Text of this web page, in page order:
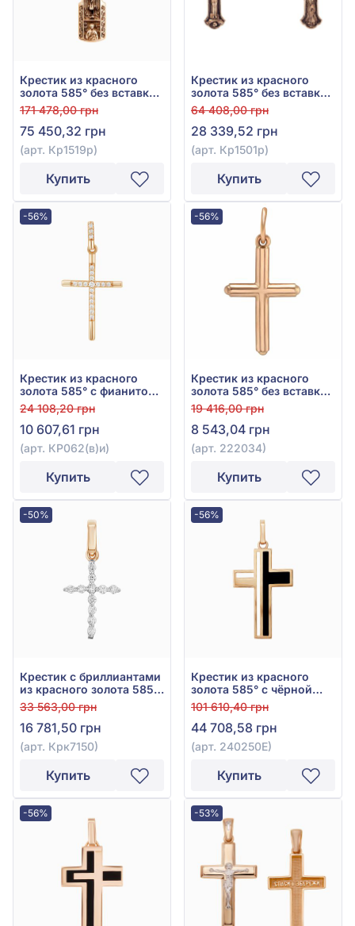
Крестик из красного
золота 585° без вставки,
арт. Кр1519р
171 478,00 грн
75 450,32 грн
(арт. Кр1519р)
Купить
Крестик из красного
золота 585° без вставки,
арт. Кр1501р
64 408,00 грн
28 339,52 грн
(арт. Кр1501р)
Купить
-56%
Крестик из красного
золота 585° с фианитом,
арт. КР062(в)и
24 108,20 грн
10 607,61 грн
(арт. КР062(в)и)
Купить
-56%
Крестик из красного
золота 585° без вставки,
арт. 222034
19 416,00 грн
8 543,04 грн
(арт. 222034)
Купить
-50%
Крестик с бриллиантами
из красного золота 585°,
бриллиант 0,16ct, арт.
Крк7150
33 563,00 грн
16 781,50 грн
(арт. Крк7150)
Купить
-56%
Крестик из красного
золота 585° с чёрной
эмалью, арт. 240250Е
101 610,40 грн
44 708,58 грн
(арт. 240250Е)
Купить
-56% -53%